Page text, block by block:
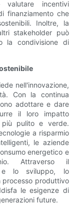
incentivi
finanziamento che
Inoltre, la
stakeholder può
la condivisione di
nell'innovazione,
Con la continua
adottare e dare
il loro impatto
pulito e verde.
a risparmio
le aziende
energetico e
Attraverso il
e lo sviluppo, lo
processo produttivo
le esigenze di
future.